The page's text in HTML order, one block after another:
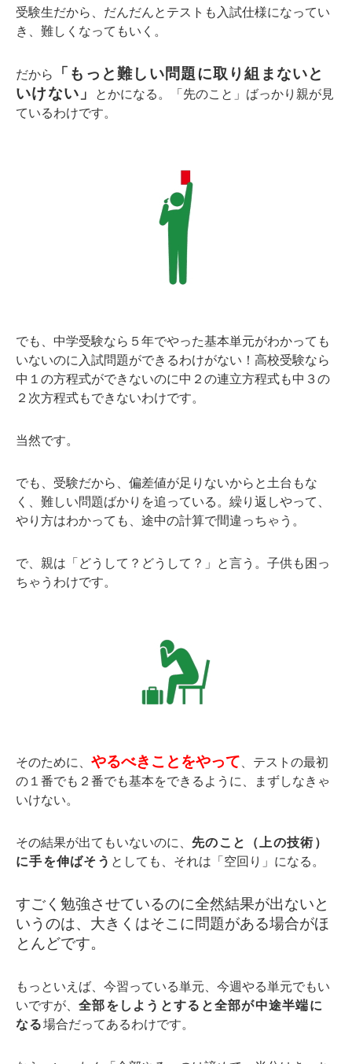
受験生だから、だんだんとテストも入試仕様になってい
き、難しくなってもいく。
だから
「もっと難しい問題に取り組まないと
いけない」
とかになる。「先のこと」ばっかり親が見
ているわけです。
でも、中学受験なら５年でやった基本単元がわかっても
いないのに入試問題ができるわけがない！高校受験なら
中１の方程式ができないのに中２の連立方程式も中３の
２次方程式もできないわけです。
当然です。
でも、受験だから、偏差値が足りないからと土台もな
く、難しい問題ばかりを追っている。繰り返しやって、
やり方はわかっても、途中の計算で間違っちゃう。
で、親は「どうして？どうして？」と言う。子供も困っ
ちゃうわけです。
そのために、 やるべきことをやって 、テストの最初
の１番でも２番でも基本をできるように、まずしなきゃ
いけない。
その結果が出てもいないのに、 先のこと（上の技術）
に手を伸ばそう としても、それは「空回り」になる。
すごく勉強させているのに全然結果が出ないと
いうのは、大きくはそこに問題がある場合がほ
とんどです。
もっといえば、今習っている単元、今週やる単元でもい
いですが、 全部をしようとすると全部が中途半端に
なる場合だってあるわけです。